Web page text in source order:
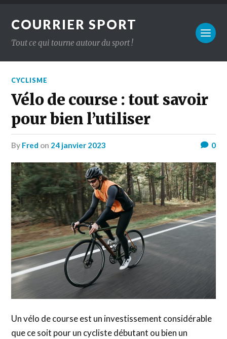
COURRIER SPORT
Tout ce qui tourne autour du sport !
CYCLISME
Vélo de course : tout savoir
pour bien l’utiliser
by Fred on 24 janvier 2023 0
Un vélo de course est un investissement considérable
que ce soit pour un cycliste débutant ou bien un